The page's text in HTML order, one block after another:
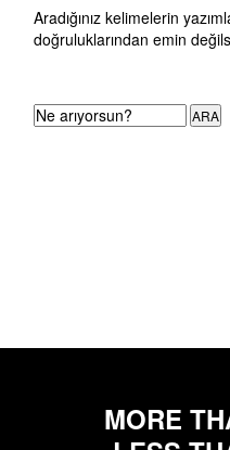
Aradığınız kelimelerin
doğruluklarından emin
ARA
MORE